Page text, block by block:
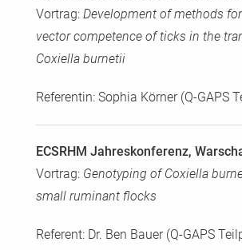
Vortrag: Development of methods
vector competence of ticks in the
Coxiella burnetii
Referentin: Sophia Körner (Q-GAPS
ECSRHM Jahreskonferenz,
Vortrag: Genotyping of Coxiella
small ruminant flocks
Referent: Dr. Ben Bauer (Q-GAPS